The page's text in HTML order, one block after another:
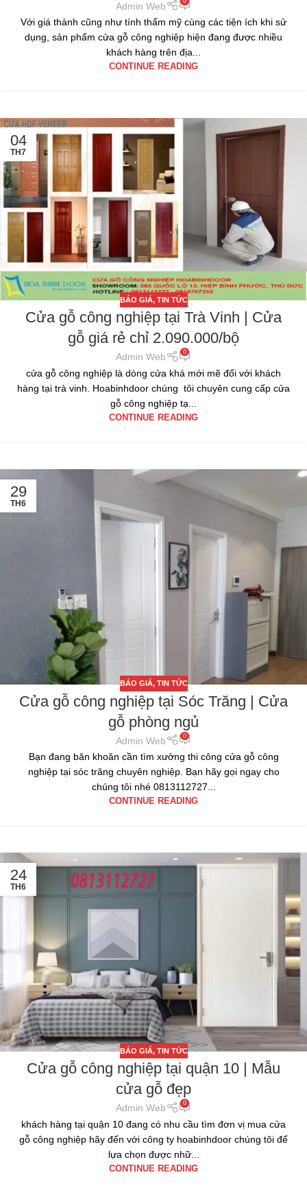
Admin Web
Với giá thành cũng như tính thẩm mỹ cùng các tiện ích khi sử
dụng, sản phẩm cửa gỗ công nghiệp hiện đang được nhiều
khách hàng trên địa...
CONTINUE READING
04
TH7
BÁO GIÁ, TIN TỨC
Cửa gỗ công nghiệp tại Trà Vinh | Cửa
gỗ giá rẻ chỉ 2.090.000/bộ
Admin Web 0
cửa gỗ công nghiệp là dòng cửa khá mới mẽ đối với khách
hàng tại trà vinh. Hoabinhdoor chúng tôi chuyên cung cấp cửa
gỗ công nghiệp tạ...
CONTINUE READING
29
TH6
BÁO GIÁ, TIN TỨC
Cửa gỗ công nghiệp tại Sóc Trăng | Cửa
gỗ phòng ngủ
Admin Web 0
Bạn đang băn khoăn cần tìm xưởng thi công cửa gỗ công
nghiệp tại sóc trăng chuyên nghiệp. Bạn hãy gọi ngay cho
chúng tôi nhé 0813112727...
CONTINUE READING
24
TH6
BÁO GIÁ, TIN TỨC
Cửa gỗ công nghiệp tại quận 10 | Mẫu
cửa gỗ đẹp
Admin Web 0
khách hàng tại quận 10 đang có nhu cầu tìm đơn vị mua cửa
gỗ công nghiệp hãy đến với công ty hoabinhdoor chúng tôi để
lựa chọn được nhữ...
CONTINUE READING